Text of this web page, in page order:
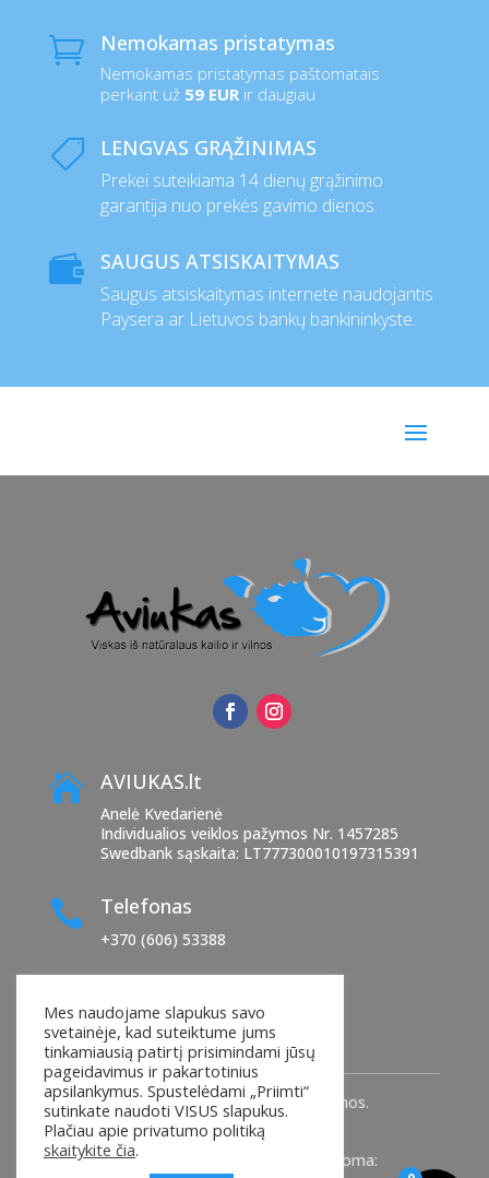
 Nemokamas pristatymas
Nemokamas pristatymas paštomatais
perkant už 59 EURir daugiau
 LENGVAS GRĄŽINIMAS
Prekei suteikiama 14 dienų grąžinimo
garantija nuo prekės gavimo dienos.
 SAUGUS ATSISKAITYMAS
Saugus atsiskaitymas internete naudojantis
Paysera ar Lietuvos bankų bankininkyste.
 AVIUKAS.lt
Anelė Kvedarienė
Individualios veiklos pažymos Nr. 1457285
Swedbank sąskaita: LT777300010197315391
 Telefonas
+370 (606) 53388
manoaviukas@yahoo.com
© 2025AVIUKAS.Lt. Visos teisės saugomos.
Interneto svetainių kūrimas ir nuoma:
Mes naudojame slapukus savo
svetainėje, kad suteiktume jums
tinkamiausią patirtį prisimindami jūsų
pageidavimus ir pakartotinius
apsilankymus. Spustelėdami „Priimti“
sutinkate naudoti VISUS slapukus.
Plačiau apie privatumo politiką
skaitykite čia.